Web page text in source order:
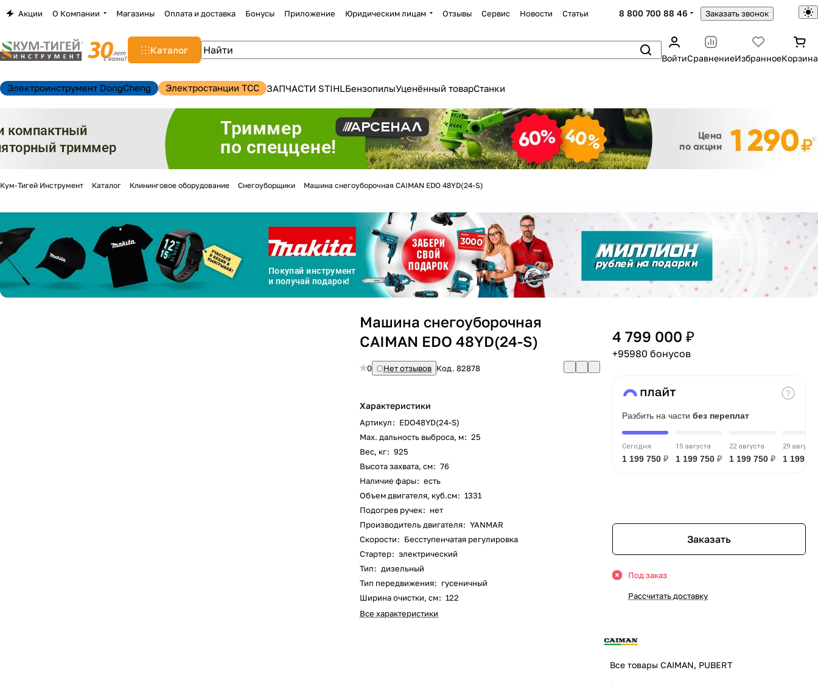
Акции О Компании Магазины Оплата и доставка Бонусы Приложение Юридическим лицам Отзывы Сервис Новости Статьи 8 800 700 88 46 Заказать звонок
Каталог
ВойтиСравнениеИзбранноеКорзина
Электроинструмент DongCheng Электростанции TCC ЗАПЧАСТИ STIHLБензопилыУценённый товарСтанки
Кум-Тигей Инструмент Каталог Клининговое оборудование Снегоуборщики Машина снегоуборочная CAIMAN EDO 48YD(24-S)
Машина снегоуборочная
CAIMAN EDO 48YD(24-S)
0 Нет отзывов Код.82878
Характеристики
Артикул: EDO48YD(24-S)
Max. дальность выброса, м: 25
Вес, кг: 925
Высота захвата, см: 76
Наличие фары: есть
Объем двигателя, куб.см: 1331
Подогрев ручек: нет
Производитель двигателя: YANMAR
Скорости: Бесступенчатая регулировка
Стартер: электрический
Тип: дизельный
Тип передвижения: гусеничный
Ширина очистки, см: 122
Все характеристики
4 799 000 ₽
+95980 бонусов
Разбить на части без переплат
Сегодня
1 199 750 ₽
15 августа
1 199 750 ₽
22 августа
1 199 750 ₽
29 августа
1 199
Заказать
Под заказ
Рассчитать доставку
Все товары CAIMAN, PUBERT
Закрыть
Разбейтеоплату
на частибез переплат
График платежей
Добавляйте товарыв корзину
Оплачивайте сегодня только
% картой любого банка
Получайте товарвыбранный способом
Оставшиеся75% будутсписываться
с вашей картыпо25%каждые 2 недели